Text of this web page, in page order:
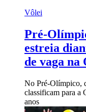
Vôlei
Pré-
estreia
de vaga
No Pré-Olímpico,
classificam para a
anos